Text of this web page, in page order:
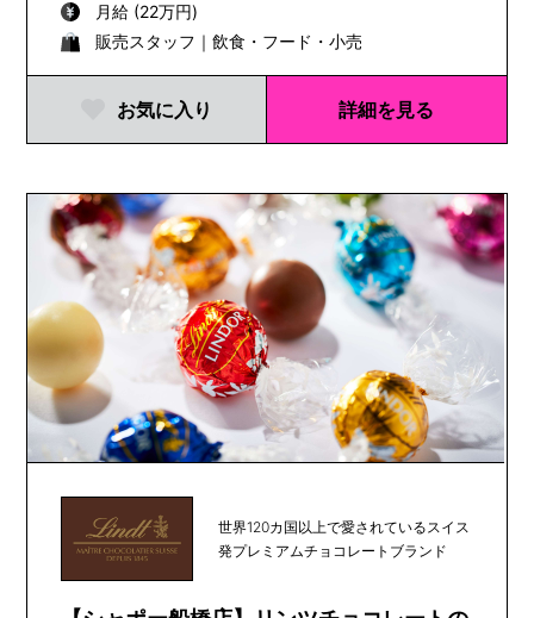
月給 (22万円)
販売スタッフ｜飲食・フード・小売
お気に入り 詳細を見る
世界120カ国以上で愛されているスイス
発プレミアムチョコレートブランド